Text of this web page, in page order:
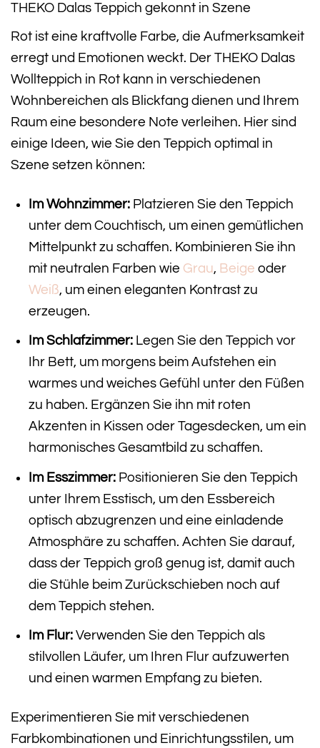
THEKO Dalas Teppich gekonnt in Szene
Rot ist eine kraftvolle Farbe, die Aufmerksamkeit
erregt und Emotionen weckt. Der THEKO Dalas
Wollteppich in Rot kann in verschiedenen
Wohnbereichen als Blickfang dienen und Ihrem
Raum eine besondere Note verleihen. Hier sind
einige Ideen, wie Sie den Teppich optimal in
Szene setzen können:
Im Wohnzimmer:Platzieren Sie den Teppich
unter dem Couchtisch, um einen gemütlichen
Mittelpunkt zu schaffen. Kombinieren Sie ihn
mit neutralen Farben wie Grau, Beige oder
Weiß, um einen eleganten Kontrast zu
erzeugen.
Im Schlafzimmer:Legen Sie den Teppich vor
Ihr Bett, um morgens beim Aufstehen ein
warmes und weiches Gefühl unter den Füßen
zu haben. Ergänzen Sie ihn mit roten
Akzenten in Kissen oder Tagesdecken, um ein
harmonisches Gesamtbild zu schaffen.
Im Esszimmer:Positionieren Sie den Teppich
unter Ihrem Esstisch, um den Essbereich
optisch abzugrenzen und eine einladende
Atmosphäre zu schaffen. Achten Sie darauf,
dass der Teppich groß genug ist, damit auch
die Stühle beim Zurückschieben noch auf
dem Teppich stehen.
Im Flur:Verwenden Sie den Teppich als
stilvollen Läufer, um Ihren Flur aufzuwerten
und einen warmen Empfang zu bieten.
Experimentieren Sie mit verschiedenen
Farbkombinationen und Einrichtungsstilen, um